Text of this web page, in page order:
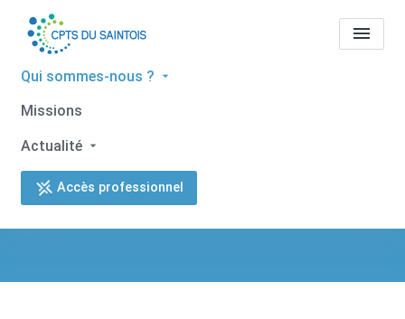
Qui sommes-nous ?
Missions
Actualité
Accès professionnel
Tous les professionnels de
santéRomain ZWAHLEN
Accueil
Tous les professionnels de santé